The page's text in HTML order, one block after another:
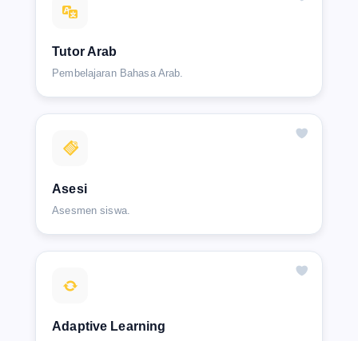
Tutor Arab
Pembelajaran Bahasa Arab.
Asesi
Asesmen siswa.
Adaptive Learning